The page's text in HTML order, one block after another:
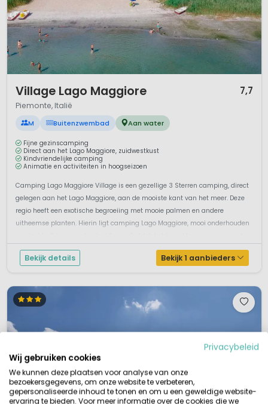
Village Lago Maggiore 7,7
Piemonte, Italië
M Buitenzwembad Aan water
Fijne gezinscamping
Direct aan het Lago Maggiore, zuidwestkust
Kindvriendelijke camping
Animatie en activiteiten in hoogseizoen
Camping Lago Maggiore Village is een gezellige 3 Sterren camping, direct
gelegen aan het Lago Maggiore, aan de mooiste kant van het meer. Deze
regio heeft een exotische begroeiing met mooie palmen en andere
uitheemse planten. Hierin ligt camping Lago Maggiore, mooi onderhouden
Bekijk details Bekijk 1 aanbieders
Privacybeleid
Wij gebruiken cookies
We kunnen deze plaatsen voor analyse van onze
bezoekersgegevens, om onze website te verbeteren,
gepersonaliseerde inhoud te tonen en om u een geweldige website-
ervaring te bieden. Voor meer informatie over de cookies die we